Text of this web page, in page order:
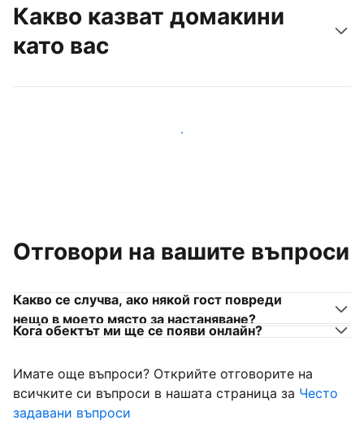
Какво казват домакини
като вас
Отговори на вашите въпроси
Какво се случва, ако някой гост повреди
нещо в моето място за настаняване?
Кога обектът ми ще се появи онлайн?
Имате още въпроси? Открийте отговорите на
всичките си въпроси в нашата страница за Често
задавани въпроси